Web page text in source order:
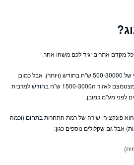
מקדם אתרים יגיד לכם משהו אחר.
יכול להגיד שמדובר בטווח די פראי של 500-30000 ש"ח בחודש (ויותר), אבל כמובן
שאם מדברים על רוב העם אז זה מצטמצם לאזור ה1500-3000 ש"ח בחודש למרבית
לפני מע"מ כמובן.
פונקציה ישירה של רמת התחרות בתחום (וכמה
אבל גם שקלולים נוספים כגון: